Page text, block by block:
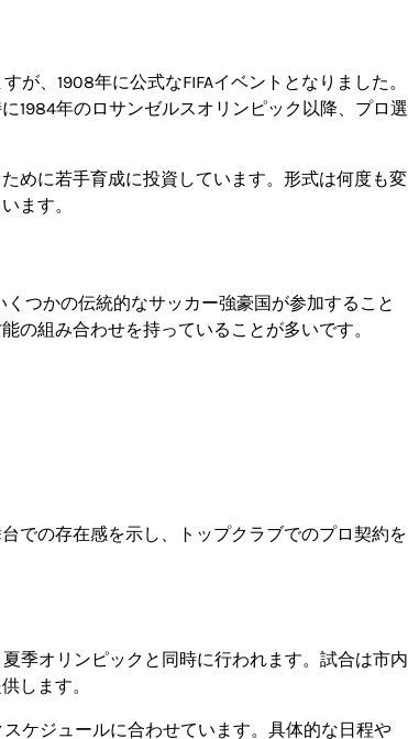
、1908年に公式なFIFAイベントとなりました。
1984年のロサンゼルスオリンピック以降、プロ選
めに若手育成に投資しています。形式は何度も変
ます。
つかの伝統的なサッカー強豪国が参加すること
の組み合わせを持っていることが多いです。
での存在感を示し、トップクラブでのプロ契約を
季オリンピックと同時に行われます。試合は市内
します。
ケジュールに合わせています。具体的な日程や